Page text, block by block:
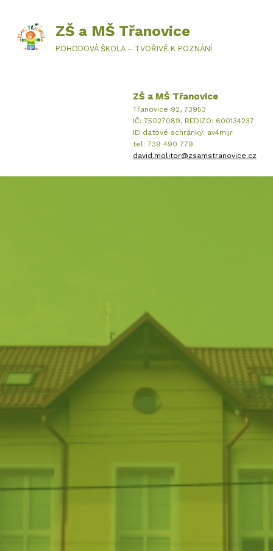
ZŠ a MŠ Třanovice
POHODOVÁ ŠKOLA – TVOŘIVĚ K POZNÁNÍ
ZŠ a MŠ Třanovice
Třanovice 92, 73953
IČ: 75027089, REDIZO: 600134237
ID datové schránky: av4mijr
tel: 739 490 779
david.molitor@zsamstranovice.cz